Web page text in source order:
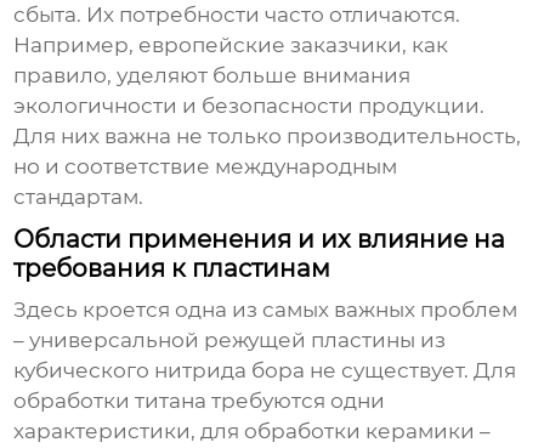
сбыта. Их потребности часто отличаются.
Например, европейские заказчики, как
правило, уделяют больше внимания
экологичности и безопасности продукции.
Для них важна не только производительность,
но и соответствие международным
стандартам.
Области применения и их влияние на
требования к пластинам
Здесь кроется одна из самых важных проблем
– универсальной режущей пластины из
кубического нитрида бора не существует. Для
обработки титана требуются одни
характеристики, для обработки керамики –